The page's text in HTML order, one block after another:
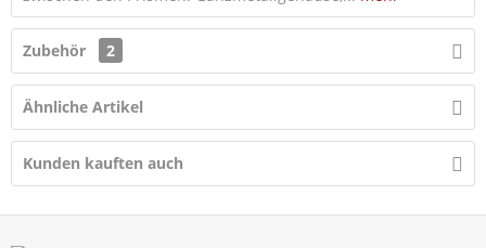
Zubehör 2
Ähnliche Artikel
Kunden kauften auch